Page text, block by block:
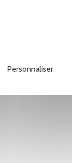
Personnaliser